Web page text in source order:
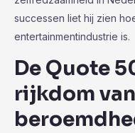
successen liet hij zien
entertainmentindustrie is.
De Quote
rijkdom